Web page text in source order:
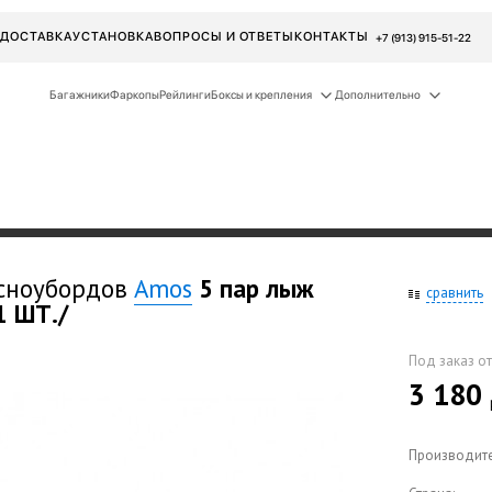
ДОСТАВКАУСТАНОВКАВОПРОСЫ И ОТВЕТЫКОНТАКТЫ +7 (913) 915-51-22
БагажникиФаркопыРейлингиБоксы и крепления Дополнительно
Amos 5 пар лыж
ШТ./
сравнить
Под заказ
3 180